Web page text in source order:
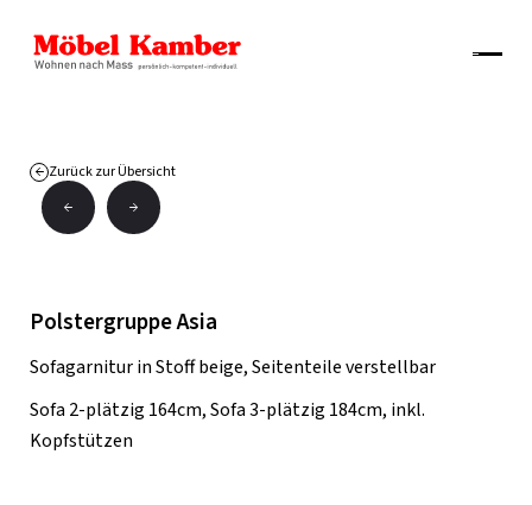
Zurück zur Übersicht
Polstergruppe Asia
Sofagarnitur in Stoff beige, Seitenteile verstellbar
Sofa 2-plätzig 164cm, Sofa 3-plätzig 184cm, inkl.
Kopfstützen